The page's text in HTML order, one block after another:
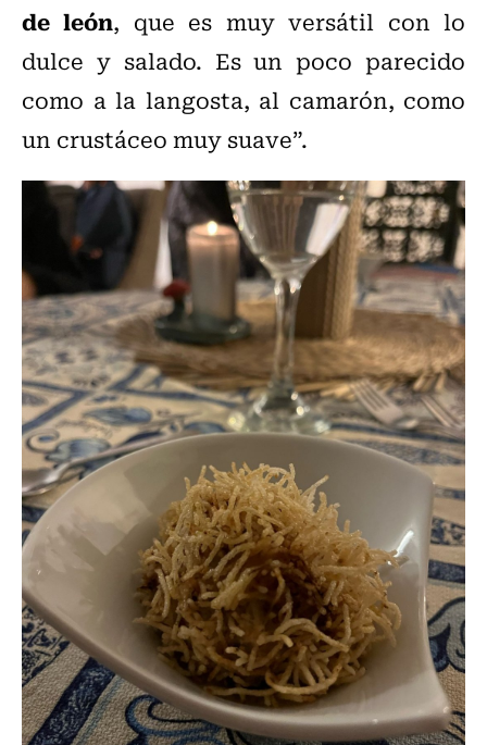
de león, que es muy versátil con lo
dulce y salado. Es un poco parecido
como a la langosta, al camarón, como
un crustáceo muy suave”.